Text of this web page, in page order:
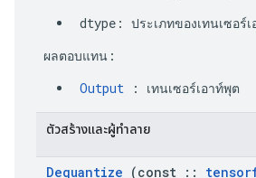
dtype: ประเภทของเทนเซอร์
ผลตอบแทน:
Output : เทนเซอร์เอาท์พุต
ตัวสร้างและผู้ทำลาย
Dequantize (const ::